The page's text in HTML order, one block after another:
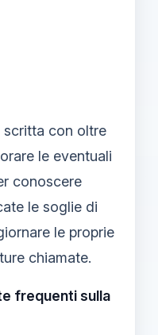
scritta con oltre
le eventuali
conoscere
le soglie di
le proprie
chiamate.
frequenti sulla